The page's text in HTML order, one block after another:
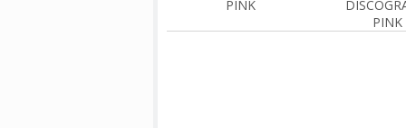
PINK
PINK